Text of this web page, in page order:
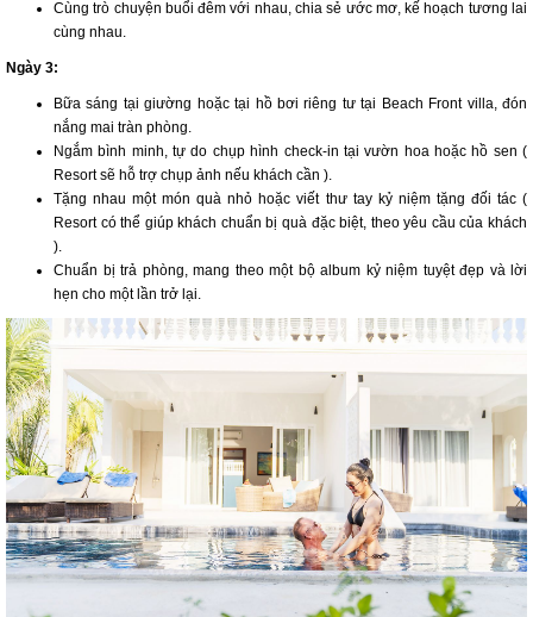
Cùng trò chuyện buổi đêm với nhau, chia sẻ ước mơ, kế hoạch tương lai
cùng nhau.
Ngày 3:
Bữa sáng tại giường hoặc tại hồ bơi riêng tư tại Beach Front villa, đón
nắng mai tràn phòng.
Ngắm bình minh, tự do chụp hình check-in tại vườn hoa hoặc hồ sen (
Resort sẽ hỗ trợ chụp ảnh nếu khách cần ).
Tặng nhau một món quà nhỏ hoặc viết thư tay kỷ niệm tặng đối tác (
Resort có thể giúp khách chuẩn bị quà đặc biệt, theo yêu cầu của khách
).
Chuẩn bị trả phòng, mang theo một bộ album kỷ niệm tuyệt đẹp và lời
hẹn cho một lần trở lại.